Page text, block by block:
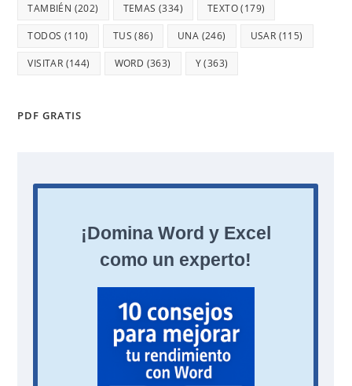
TAMBIÉN (202) TEMAS (334) TEXTO(179)
TODOS (110) TUS (86) UNA (246) USAR (115)
VISITAR (144) WORD (363) Y(363)
PDF GRATIS